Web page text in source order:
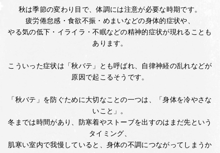
秋は季節の変わり目で、体調には注意が必要な時期です。
疲労倦怠感・食欲不振・めまいなどの身体的症状や、
やる気の低下・イライラ・不眠などの精神的症状が現れることも
あります。
こういった症状は「秋バテ」とも呼ばれ、自律神経の乱れなどが
原因で起こるそうです。
「秋バテ」を防ぐために大切なことの一つは、「身体を冷やさな
いこと」。
冬までは時間があり、防寒着やストーブを出すのはまだ先という
タイミング、
肌寒い室内で我慢していると、身体の不調につながってしまうか